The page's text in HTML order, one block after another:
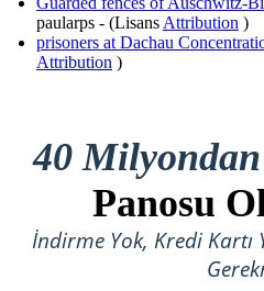
paularps - (Lisans Attribution )
prisoners at Dachau
Attribution )
40 Milyondan
Panosu
İndirme Yok, Kredi Kartı